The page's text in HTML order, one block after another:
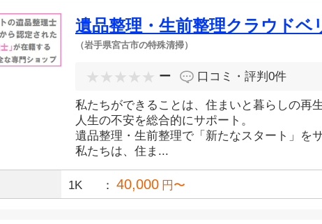
遺品整理・生前整理クラウドベ
（岩手県宮古市の特殊清掃）
ー 口コミ・評判 0件
私たちができることは、住まいと暮らしの再
人生の不安を総合的にサポート。
遺品整理・生前整理で「新たなスタート」を
私たちは、住ま...
1K 40,000 円〜